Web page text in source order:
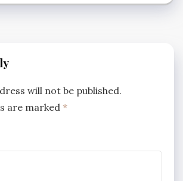
will not be published.
are marked *